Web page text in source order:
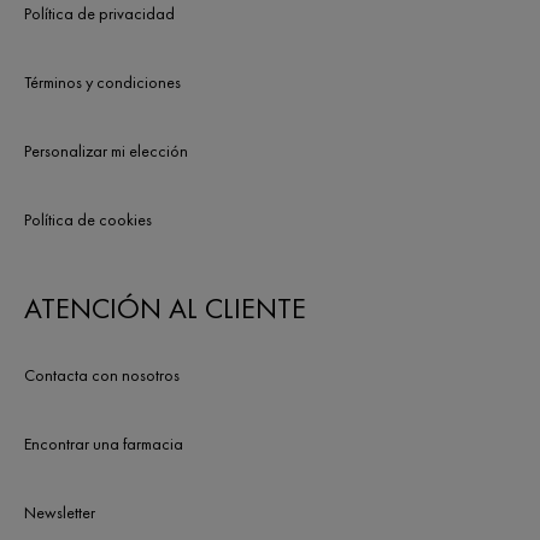
Política de privacidad
Términos y condiciones
Personalizar mi elección
Política de cookies
ATENCIÓN AL CLIENTE
Contacta con nosotros
Encontrar una farmacia
Newsletter